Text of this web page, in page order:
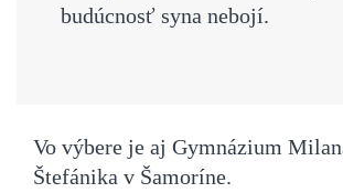
budúcnosť syna nebojí.
Vo výbere je aj Gymnázium
Štefánika v Šamoríne.